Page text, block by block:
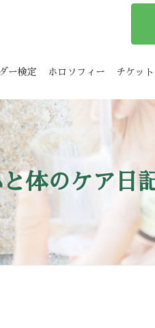
ー検定 ホロソフィー チケット
体のケア日